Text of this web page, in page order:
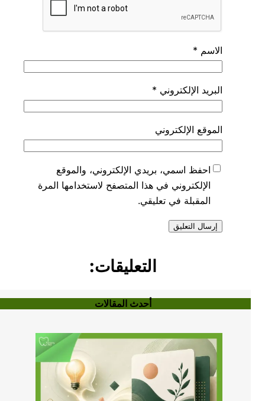
الاسم*
البريد الإلكتروني*
الموقع الإلكتروني
احفظ اسمي، بريدي الإلكتروني، والموقع
الإلكتروني في هذا المتصفح لاستخدامها المرة
المقبلة في تعليقي.
التعليقات:
أحدث المقالات